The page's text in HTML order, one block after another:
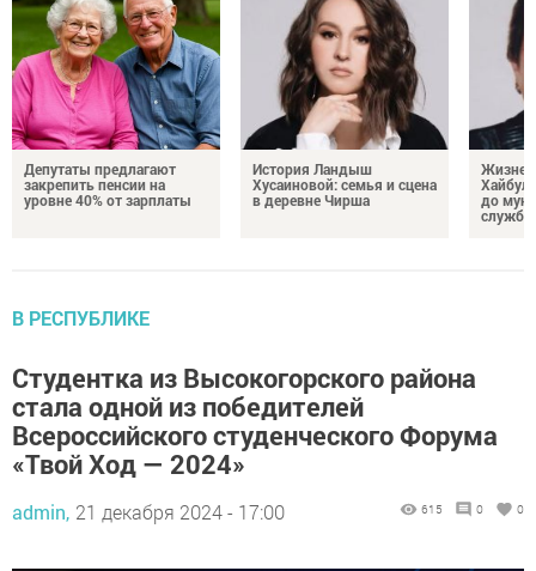
Депутаты предлагают
закрепить пенсии на
уровне 40% от зарплаты
История Ландыш
Хусаиновой: семья и сцена
в деревне Чирша
до
службы
В РЕСПУБЛИКЕ
Студентка из Высокогорского района
стала одной из победителей
Всероссийского студенческого Форума
«Твой Ход — 2024»
admin, 21 декабря 2024 - 17:00 615 0 0